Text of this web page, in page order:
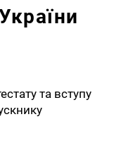
та вступу